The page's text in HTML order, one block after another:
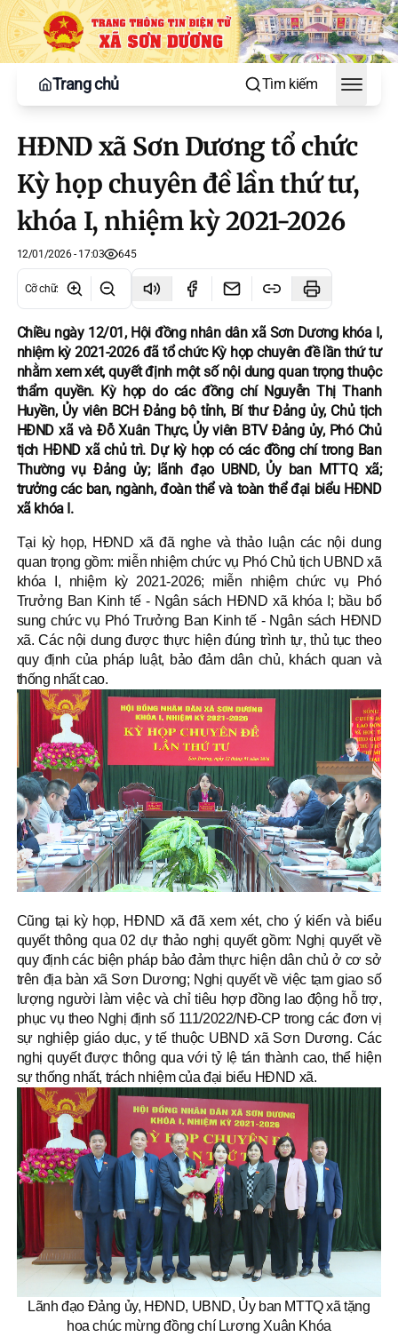
Trang chủ Tìm kiếm
Toggle
HĐND xã Sơn Dương tổ chức
Kỳ họp chuyên đề lần thứ tư,
khóa I, nhiệm kỳ 2021-2026
12/01/2026 - 17:03 645
Cỡ chữ:
Chiều ngày 12/01, Hội đồng nhân dân xã Sơn Dương khóa I,
nhiệm kỳ 2021-2026 đã tổ chức Kỳ họp chuyên đề lần thứ tư
nhằm xem xét, quyết định một số nội dung quan trọng thuộc
thẩm quyền. Kỳ họp do các đồng chí Nguyễn Thị Thanh
Huyền, Ủy viên BCH Đảng bộ tỉnh, Bí thư Đảng ủy, Chủ tịch
HĐND xã và Đỗ Xuân Thực, Ủy viên BTV Đảng ủy, Phó Chủ
tịch HĐND xã chủ trì. Dự kỳ họp có các đồng chí trong Ban
Thường vụ Đảng ủy; lãnh đạo UBND, Ủy ban MTTQ xã;
trưởng các ban, ngành, đoàn thể và toàn thể đại biểu HĐND
xã khóa I.
Tại kỳ họp, HĐND xã đã nghe và thảo luận các nội dung
quan trọng gồm: miễn nhiệm chức vụ Phó Chủ tịch UBND xã
khóa I, nhiệm kỳ 2021-2026; miễn nhiệm chức vụ Phó
Trưởng Ban Kinh tế - Ngân sách HĐND xã khóa I; bầu bổ
sung chức vụ Phó Trưởng Ban Kinh tế - Ngân sách HĐND
xã. Các nội dung được thực hiện đúng trình tự, thủ tục theo
quy định của pháp luật, bảo đảm dân chủ, khách quan và
thống nhất cao.
Cũng tại kỳ họp, HĐND xã đã xem xét, cho ý kiến và biểu
quyết thông qua 02 dự thảo nghị quyết gồm: Nghị quyết về
quy định các biện pháp bảo đảm thực hiện dân chủ ở cơ sở
trên địa bàn xã Sơn Dương; Nghị quyết về việc tạm giao số
lượng người làm việc và chỉ tiêu hợp đồng lao động hỗ trợ,
phục vụ theo Nghị định số 111/2022/NĐ-CP trong các đơn vị
sự nghiệp giáo dục, y tế thuộc UBND xã Sơn Dương. Các
nghị quyết được thông qua với tỷ lệ tán thành cao, thể hiện
sự thống nhất, trách nhiệm của đại biểu HĐND xã.
Lãnh đạo Đảng ủy, HĐND, UBND, Ủy ban MTTQ xã tặng
hoa chúc mừng đồng chí Lương Xuân Khóa